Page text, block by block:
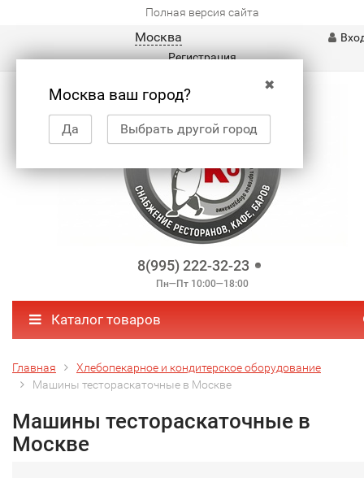
Полная версия сайта
Москва
✖
Москва ваш город?
Да Выбрать другой город
Регистрация
8(995) 222-32-23
Пн—Пт 10:00—18:00
Каталог товаров
Главная
Хлебопекарное и кондитерское оборудование
Машины тестораскаточные в Москве
Машины тестораскаточные в
Москве